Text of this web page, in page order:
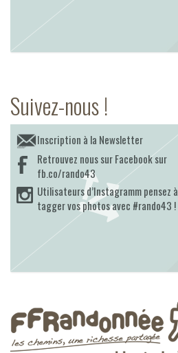
Suivez-nous !
Inscription à la Newsletter
Retrouvez nous sur Facebook sur
fb.co/rando43
Utilisateurs d’Instagramm pensez à
tagger vos photos avec #rando43 !